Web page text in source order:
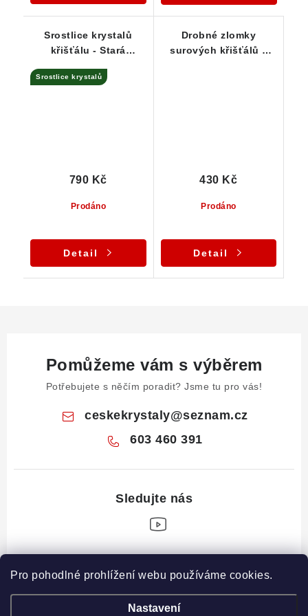
Pro pohodlné prohlížení webu používáme cookies.
Nastavení
Srostlice krystalů
křišťálu - Stará
Srostlice krystalů
Prodáno
790 Kč
Detail
Drobné zlomky
surových křišťálů z
Prodáno
430 Kč
Detail
Pomůžeme vám s výběrem
Potřebujete s něčím poradit? Jsme tu pro vás!
ceskekrystaly@seznam.cz
603 460 391
Z
Informace pro vás